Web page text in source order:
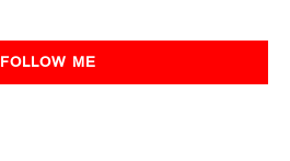
FOLLOW ME